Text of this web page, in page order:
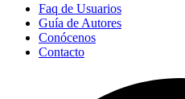
Faq de Usuarios
Guía de Autores
Conócenos
Contacto